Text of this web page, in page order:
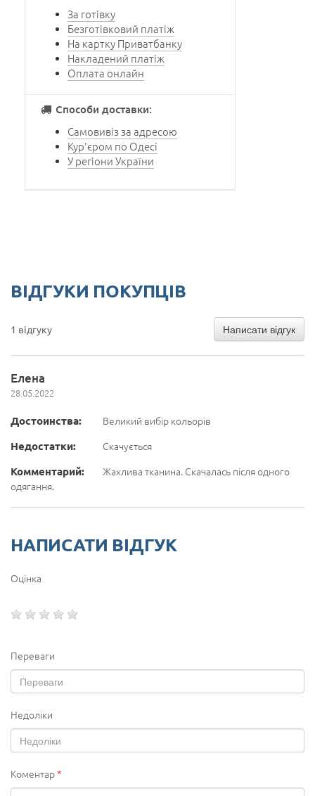
За готівку
Безготівковий платіж
На картку Приватбанку
Накладений платіж
Оплата онлайн
Способи доставки:
Самовивіз за адресою
Кур'єром по Одесі
У регіони України
ВІДГУКИ ПОКУПЦІВ
1 відгуку Написати відгук
Елена
28.05.2022
Достоинства:
Великий вибір кольорів
Недостатки:
Скачується
Комментарий:
Жахлива тканина. Скачалась після одного
одягання.
НАПИСАТИ ВІДГУК
Оцінка
Переваги
Недоліки
Коментар*